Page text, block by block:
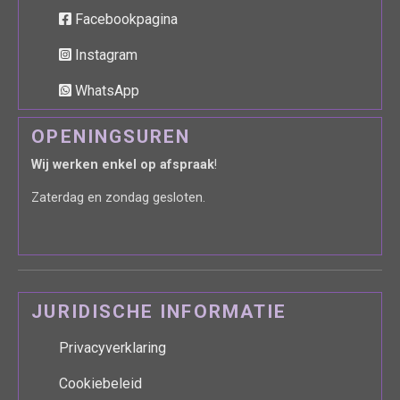
Facebookpagina
Instagram
WhatsApp
OPENINGSUREN
Wij werken enkel op afspraak!
Zaterdag en zondag gesloten.
JURIDISCHE INFORMATIE
Privacyverklaring
Cookiebeleid